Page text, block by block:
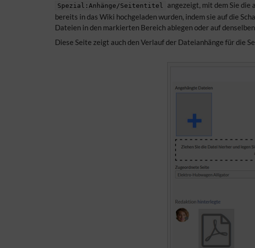
Spezial:Anhänge/Seitentitel
angezeigt, mit dem Sie
bereits in das Wiki hochgeladen wurden, indem sie auf die
Dateien in den markierten Bereich ablegen oder auf
Diese Seite zeigt auch den Verlauf der Dateianhänge für die